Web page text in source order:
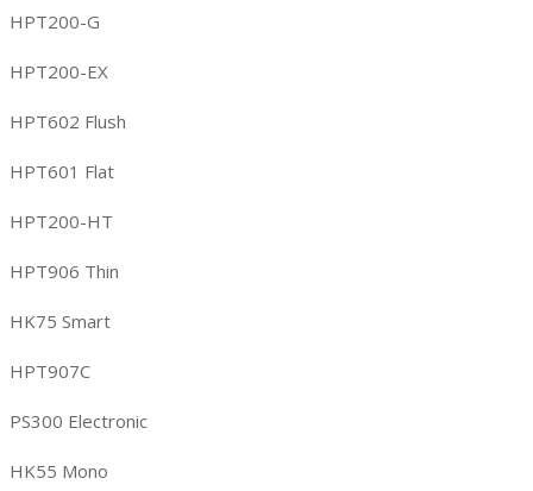
HPT200-G
HPT200-EX
HPT602 Flush
HPT601 Flat
HPT200-HT
HPT906 Thin
HK75 Smart
HPT907C
PS300 Electronic
HK55 Mono